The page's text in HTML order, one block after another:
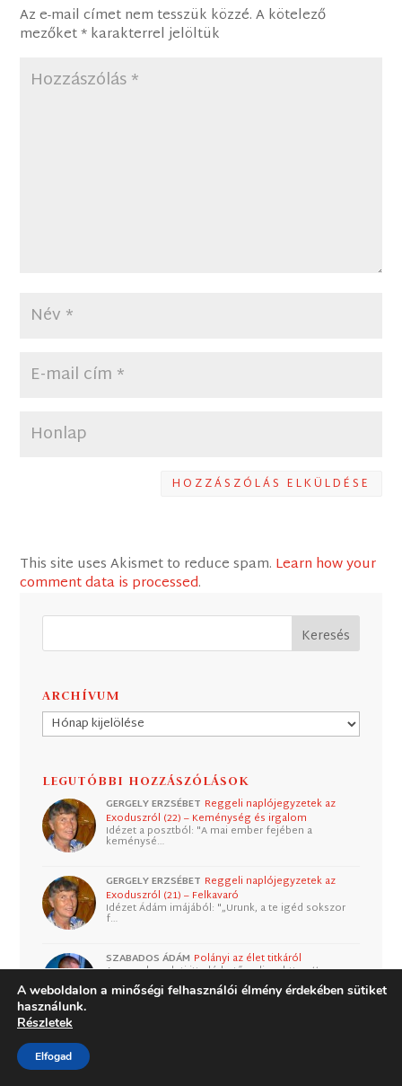
Az e-mail címet nem tesszük közzé. A kötelező
mezőket*karakterrel jelöltük
HOZZÁSZÓLÁS ELKÜLDÉSE
This site uses Akismet to reduce spam. Learn how your
comment data is processed.
ARCHÍVUM
Archívum
LEGUTÓBBI HOZZÁSZÓLÁSOK
GERGELY ERZSÉBET Reggeli naplójegyzetek az
Exoduszról (22) – Keménység és irgalom
Idézet a posztból: "A mai ember fejében a
keménysé…
GERGELY ERZSÉBET Reggeli naplójegyzetek az
Exoduszról (21) – Felkavaró
Idézet Ádám imájából: "„Urunk, a te igéd sokszor
f…
SZABADOS ÁDÁM Polányi az élet titkáról
Az angol eredeti itt elérhető online: https://www.…
A weboldalon a minőségi felhasználói élmény érdekében sütiket
használunk.
Részletek
Elfogad